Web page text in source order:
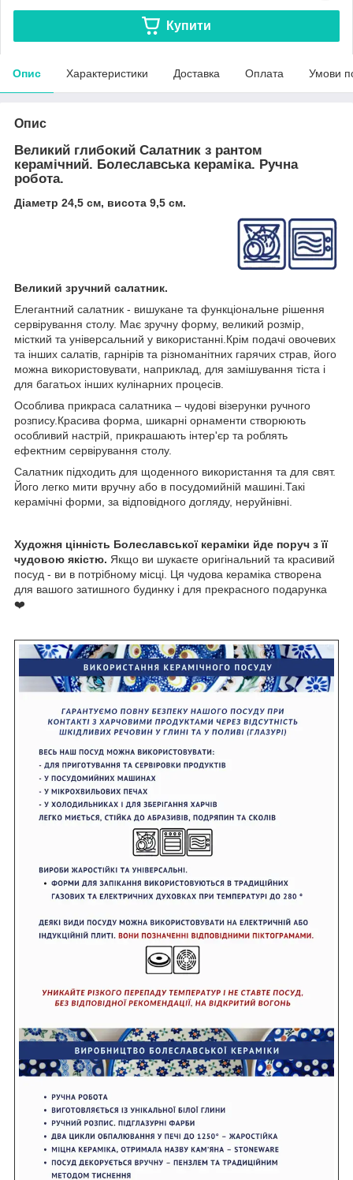
Купити
Опис Характеристики Доставка Оплата Умови
Опис
Великий глибокий Салатник з рантом
керамічний. Болеславська кераміка. Ручна
робота.
Діаметр 24,5 см, висота 9,5 см.
Великий зручний салатник.
Елегантний салатник - вишукане та функціональне рішення
сервірування столу. Має зручну форму, великий розмір,
місткий та універсальний у використанні.Крім подачі овочевих
та інших салатів, гарнірів та різноманітних гарячих страв, його
можна використовувати, наприклад, для замішування тіста і
для багатьох інших кулінарних процесів.
Особлива прикраса салатника – чудові візерунки ручного
розпису.Красива форма, шикарні орнаменти створюють
особливий настрій, прикрашають інтер'єр та роблять
ефектним сервірування столу.
Салатник підходить для щоденного використання та для свят.
Його легко мити вручну або в посудомийній машині.Такі
керамічні форми, за відповідного догляду, неруйнівні.
Художня цінність Болеславської кераміки йде поруч з її
чудовою якістю. Якщо ви шукаєте оригінальний та красивий
посуд - ви в потрібному місці. Ця чудова кераміка створена
для вашого затишного будинку і для прекрасного подарунка
❤️